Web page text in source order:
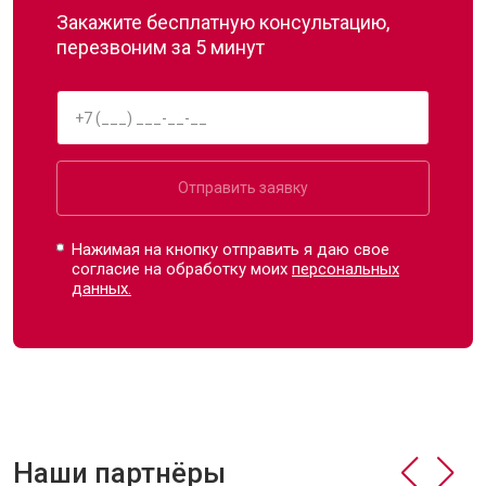
Закажите бесплатную консультацию,
перезвоним за 5 минут
Отправить заявку
Нажимая на кнопку отправить я даю свое
согласие на обработку моихперсональных
данных.
Наши партнёры